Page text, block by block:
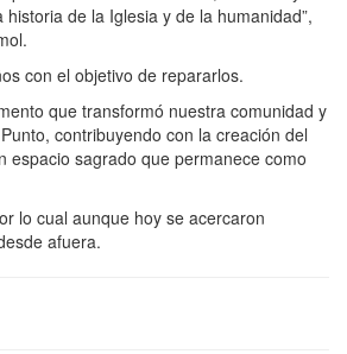
de la Iglesia y de la humanidad”,
con el objetivo de repararlos.
que transformó nuestra comunidad y
contribuyendo con la creación del
espacio sagrado que permanece como
lo cual aunque hoy se acercaron
afuera.